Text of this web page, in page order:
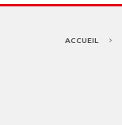
ACCUEIL 5